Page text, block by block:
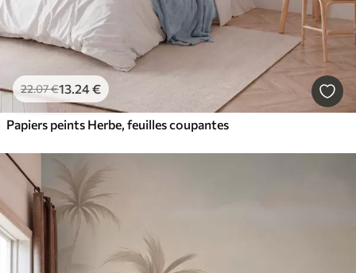
22.07€13.24€
Papiers peints Herbe, feuilles coupantes